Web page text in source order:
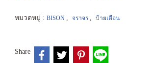
หมวดหมู่ : BISON , จราจร , ป้ายเตือน
Share